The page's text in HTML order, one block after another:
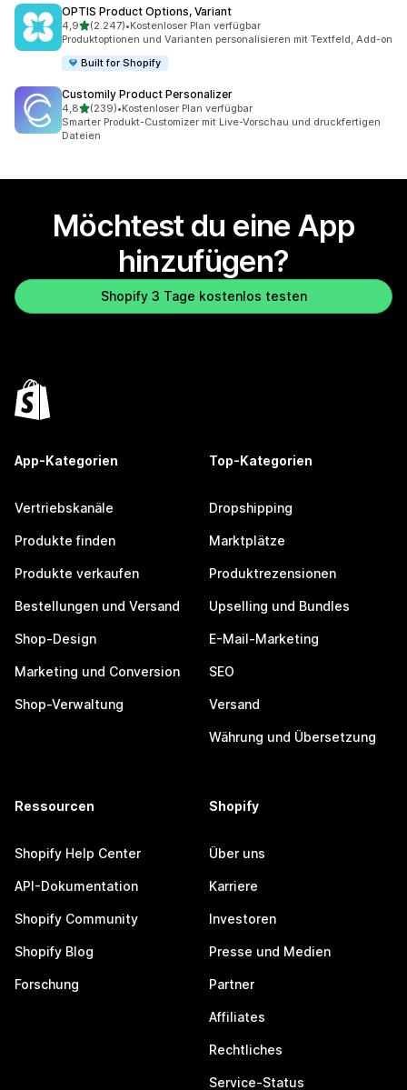
OPTIS Product Options, Variant
4,9von 5 Sternen
(2.247)
2247 Rezensionen insgesamt
•Kostenloser Plan verfügbar
Produktoptionen und Varianten personalisieren mit Textfeld, Add-on
Built for Shopify
Customily Product Personalizer
4,8von 5 Sternen
(239)
239 Rezensionen insgesamt
•Kostenloser Plan verfügbar
Smarter Produkt-Customizer mit Live-Vorschau und druckfertigen
Dateien
Möchtest du eine App
hinzufügen?
Shopify 3 Tage kostenlos testen
App-Kategorien
Vertriebskanäle
Produkte finden
Produkte verkaufen
Bestellungen und Versand
Shop-Design
Marketing und Conversion
Shop-Verwaltung
Top-Kategorien
Dropshipping
Marktplätze
Produktrezensionen
Upselling und Bundles
E-Mail-Marketing
SEO
Versand
Währung und Übersetzung
Ressourcen
Shopify Help Center
API-Dokumentation
Shopify Community
Shopify Blog
Forschung
Shopify
Über uns
Karriere
Investoren
Presse und Medien
Partner
Affiliates
Rechtliches
Service-Status